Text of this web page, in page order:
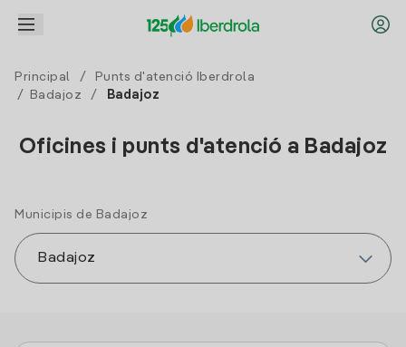
Principal /
Punts d'atenció Iberdrola
/
Badajoz / Badajoz
Oficines i punts d'atenció a Badajoz
Municipis de Badajoz